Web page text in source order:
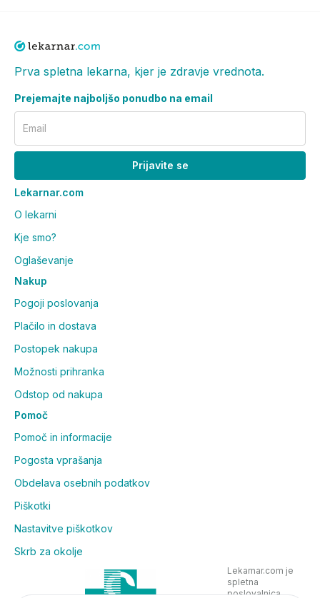
Prva spletna lekarna, kjer je zdravje vrednota.
Prejemajte najboljšo ponudbo na email
Email
Prijavite se
Lekarnar.com
O lekarni
Kje smo?
Oglaševanje
Nakup
Pogoji poslovanja
Plačilo in dostava
Postopek nakupa
Možnosti prihranka
Odstop od nakupa
Pomoč
Pomoč in informacije
Pogosta vprašanja
Obdelava osebnih podatkov
Piškotki
Nastavitve piškotkov
Skrb za okolje
Lekarnar.com je
spletna
poslovalnica